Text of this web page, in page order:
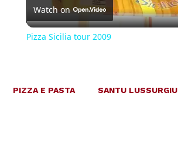
Video
Watch on
Pizza Sicilia tour 2009
PIZZA E PASTA SANTU LUSSURGIU